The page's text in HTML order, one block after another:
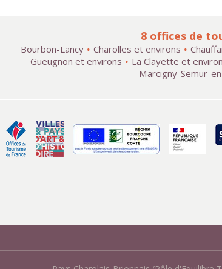
8 offices de
Bourbon-Lancy Charolles et environs
Gueugnon et environs
La Clayette et
Marcigny-Semur-